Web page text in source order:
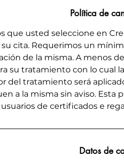
Política de
que usted seleccione en
su cita. Requerimos un
de la misma. A menos
su tratamiento con lo cual
del tratamiento será
a la misma sin aviso. Esta
usuarios de certificados e
Datos de